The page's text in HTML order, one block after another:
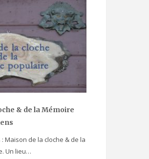
& de la Mémoire
Maison de la cloche & de la
Un lieu…